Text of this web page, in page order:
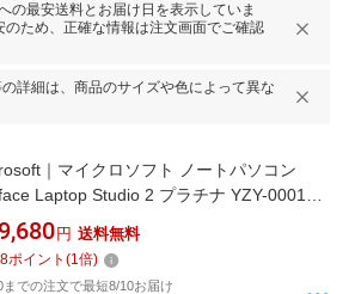
の最安送料とお届け日を表示していま
のため、正確な情報は注文画面でご確認
詳細は、商品のサイズや色によって異な
｜マイクロソフト ノートパソコン
Laptop Studio 2 プラチナ YZY-00018
型 /Windows11 Home /intel Core i7 /メモ
16GB /SSD：512GB /Office Home and
/2023年9月モデル]【mss23】
円 送料無料
ポイント (1倍)
までの注文で最短8/10お届け